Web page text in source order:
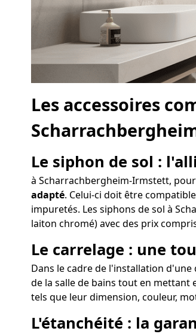
Les accessoires
Le siphon de sol :
à Scharrachbergheim-Irmstett,
adapté. Celui-ci doit être
impuretés. Les siphons de sol à
laiton chromé) avec des prix
Le carrelage : une
Dans le cadre de l'installation
de la salle de bains tout en mettant
tels que leur dimension, couleur,
L'étanchéité : la